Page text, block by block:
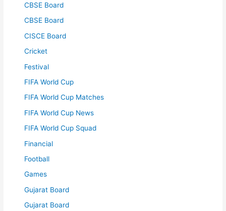
CBSE Board
CBSE Board
CISCE Board
Cricket
Festival
FIFA World Cup
FIFA World Cup Matches
FIFA World Cup News
FIFA World Cup Squad
Financial
Football
Games
Gujarat Board
Gujarat Board